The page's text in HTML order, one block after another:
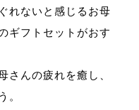
れないと感じるお母
ギフトセットがおす
さんの疲れを癒し、
。